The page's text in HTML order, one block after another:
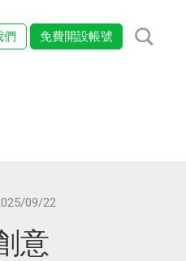
們 免費開設帳號
09/22
意